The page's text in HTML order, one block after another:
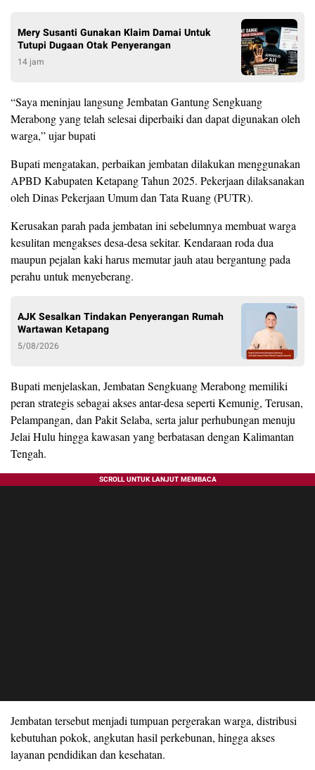
Mery Susanti Gunakan Klaim Damai Untuk
Tutupi Dugaan Otak Penyerangan
14 jam
“Saya meninjau langsung Jembatan Gantung Sengkuang
Merabong yang telah selesai diperbaiki dan dapat digunakan oleh
warga,” ujar bupati
Bupati mengatakan, perbaikan jembatan dilakukan menggunakan
APBD Kabupaten Ketapang Tahun 2025. Pekerjaan dilaksanakan
oleh Dinas Pekerjaan Umum dan Tata Ruang (PUTR).
Kerusakan parah pada jembatan ini sebelumnya membuat warga
kesulitan mengakses desa-desa sekitar. Kendaraan roda dua
maupun pejalan kaki harus memutar jauh atau bergantung pada
perahu untuk menyeberang.
AJK Sesalkan Tindakan Penyerangan Rumah
Wartawan Ketapang
5/08/2026
Bupati menjelaskan, Jembatan Sengkuang Merabong memiliki
peran strategis sebagai akses antar-desa seperti Kemunig, Terusan,
Pelampangan, dan Pakit Selaba, serta jalur perhubungan menuju
Jelai Hulu hingga kawasan yang berbatasan dengan Kalimantan
Tengah.
Jembatan tersebut menjadi tumpuan pergerakan warga, distribusi
kebutuhan pokok, angkutan hasil perkebunan, hingga akses
layanan pendidikan dan kesehatan.